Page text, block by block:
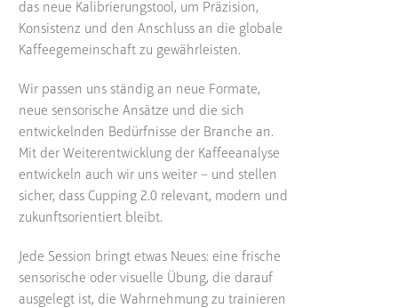
das neue Kalibrierungstool, um Präzision,
Konsistenz und den Anschluss an die globale
Kaffeegemeinschaft zu gewährleisten.
Wir passen uns ständig an neue Formate,
neue sensorische Ansätze und die sich
entwickelnden Bedürfnisse der Branche an.
Mit der Weiterentwicklung der Kaffeeanalyse
entwickeln auch wir uns weiter – und stellen
sicher, dass Cupping 2.0 relevant, modern und
zukunftsorientiert bleibt.
Jede Session bringt etwas Neues: eine frische
sensorische oder visuelle Übung, die darauf
ausgelegt ist, die Wahrnehmung zu trainieren